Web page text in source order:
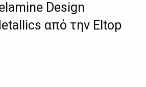
Design
από την Eltop